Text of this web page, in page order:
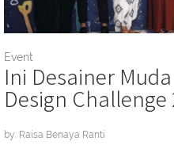
Event
Ini Desainer
Design Challenge
by: Raisa Benaya Ranti